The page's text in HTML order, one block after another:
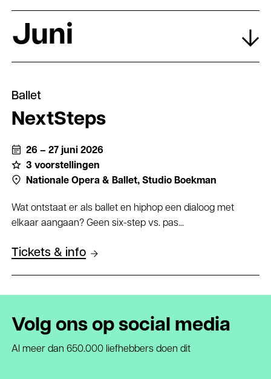
Juni
Ballet
NextSteps
26 – 27 juni 2026
3 voorstellingen
Nationale Opera & Ballet, Studio Boekman
Wat ontstaat er als ballet en hiphop een dialoog met
elkaar aangaan? Geen six-step vs. pas...
Tickets & info
Volg ons op social media
Al meer dan 650.000 liefhebbers doen dit